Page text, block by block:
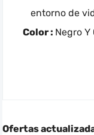
entorno de
Color : Negro Y
Ofertas